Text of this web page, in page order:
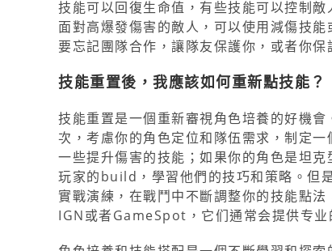
技能可以回復生命值，有些技能可以控制
面對高爆發傷害的敵人，可以使用減傷技
要忘記團隊合作，讓隊友保護你，或者你保
技能重置後，我應該如何重新點技能？
技能重置是一個重新審視角色培養的好機
次，考慮你的角色定位和隊伍需求，制定
一些提升傷害的技能；如果你的角色是坦
玩家的build，學習他們的技巧和策略。但
實戰演練，在戰鬥中不斷調整你的技能點
IGN或者GameSpot，它们通常会提供专业